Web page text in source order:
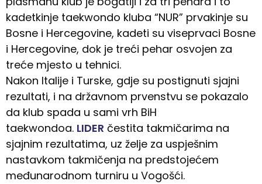
kadetkinje taekwondo kluba “NUR” prvakinje su
Bosne i Hercegovine, kadeti su viseprvaci Bosne
i Hercegovine, dok je treći pehar osvojen za
treće mjesto u tehnici.
Nakon Italije i Turske, gdje su postignuti sjajni
rezultati, i na državnom prvenstvu se pokazalo
da klub spada u sami vrh BiH
taekwondoa. LIDER čestita takmičarima na
sjajnim rezultatima, uz želje za uspješnim
nastavkom takmičenja na predstojećem
međunarodnom turniru u Vogošći.